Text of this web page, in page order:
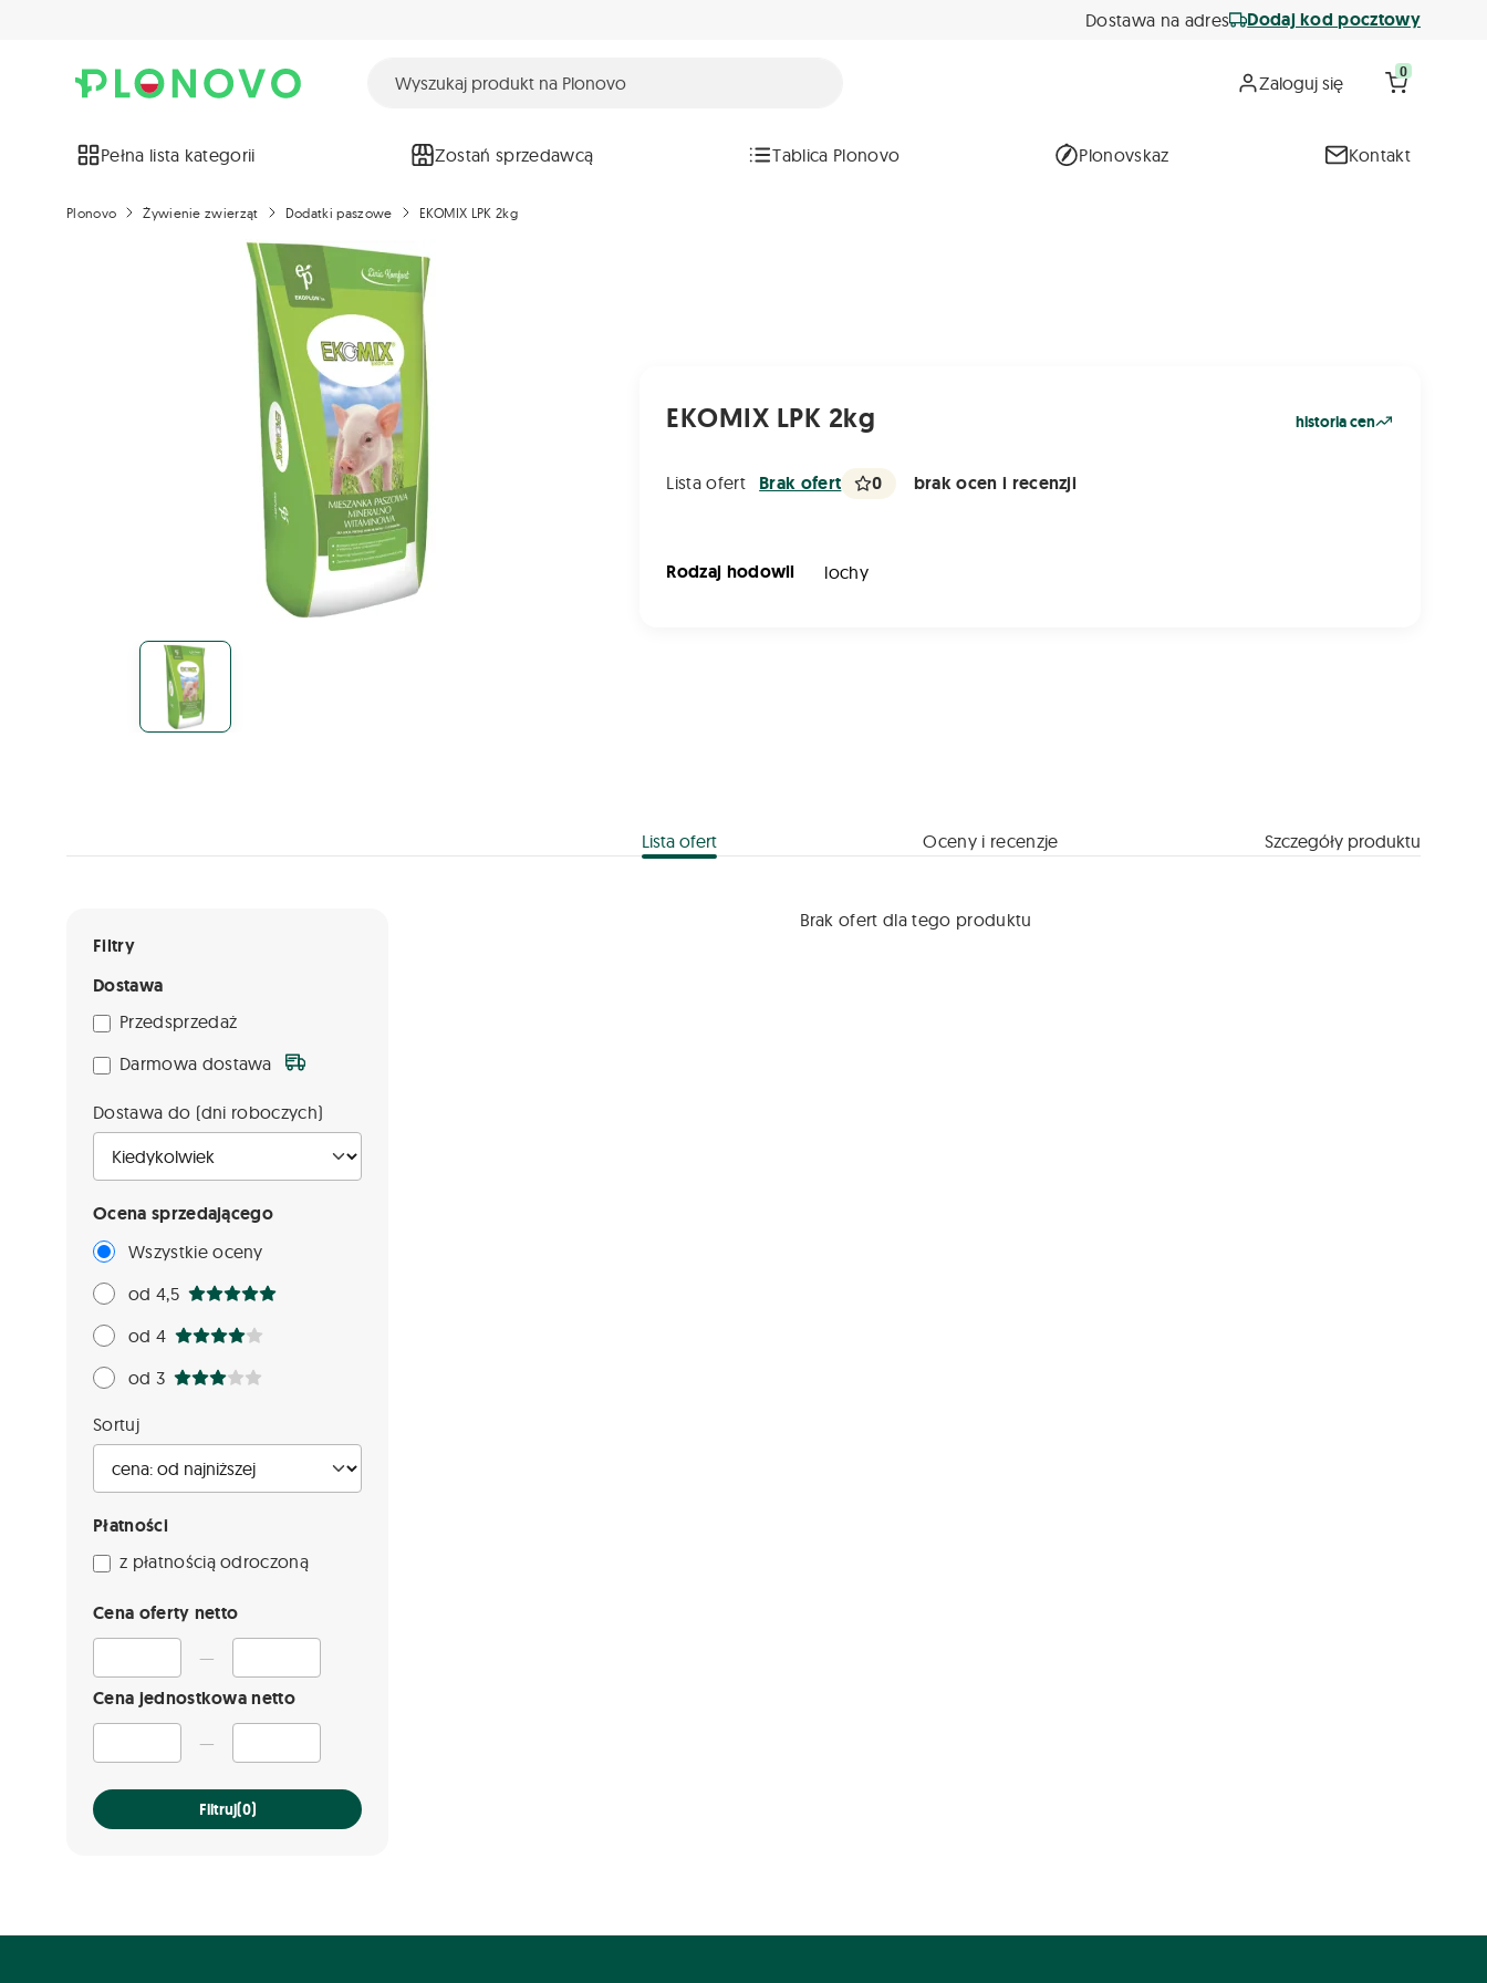
Dostawa na adres Dodaj kod pocztowy
Zaloguj się 0
Pełna lista kategorii Zostań sprzedawcą Tablica Plonovo Plonovskaz Kontakt
Plonovo Żywienie zwierząt Dodatki paszowe EKOMIX LPK 2kg
EKOMIX LPK 2kg historia cen
Lista ofert Brak ofert 0 brak ocen i recenzji
Rodzaj hodowli lochy
Lista ofert Oceny i recenzje Szczegóły produktu
Filtry
Dostawa
Przedsprzedaż
Darmowa dostawa
Dostawa do (dni roboczych)
Ocena sprzedającego
Wszystkie oceny
od 4,5
od 4
od 3
Sortuj
Płatności
z płatnością odroczoną
Cena oferty netto
—
Cena jednostkowa netto
—
Filtruj(0)
Brak ofert dla tego produktu